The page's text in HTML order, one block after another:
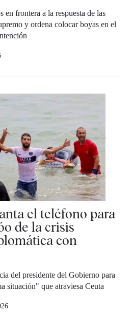
en frontera a la respuesta de las
y ordena colocar boyas en el
el teléfono para
de la crisis
con
del presidente del Gobierno para
situación" que atraviesa Ceuta